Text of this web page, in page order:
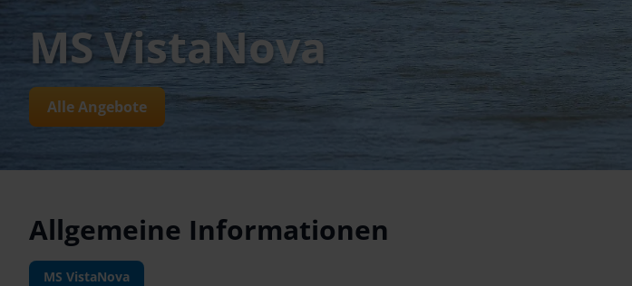
MS VistaNova
Alle Angebote
Allgemeine Informationen
MS VistaNova